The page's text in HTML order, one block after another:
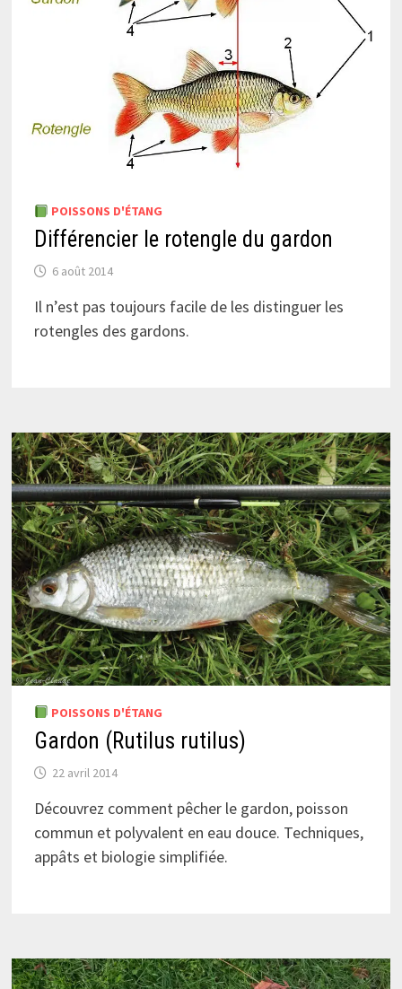
POISSONS D'ÉTANG
Différencier le rotengle du gardon
6 août 2014
Il n’est pas toujours facile de les distinguer les
rotengles des gardons.
POISSONS D'ÉTANG
Gardon (Rutilus rutilus)
22 avril 2014
Découvrez comment pêcher le gardon, poisson
commun et polyvalent en eau douce. Techniques,
appâts et biologie simplifiée.